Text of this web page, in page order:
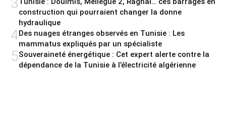
construction qui pourraient changer la donne
hydraulique
4Des nuages étranges observés en Tunisie : Les
mammatus expliqués par un spécialiste
5Souveraineté énergétique : Cet expert alerte contre la
dépendance de la Tunisie à l’électricité algérienne